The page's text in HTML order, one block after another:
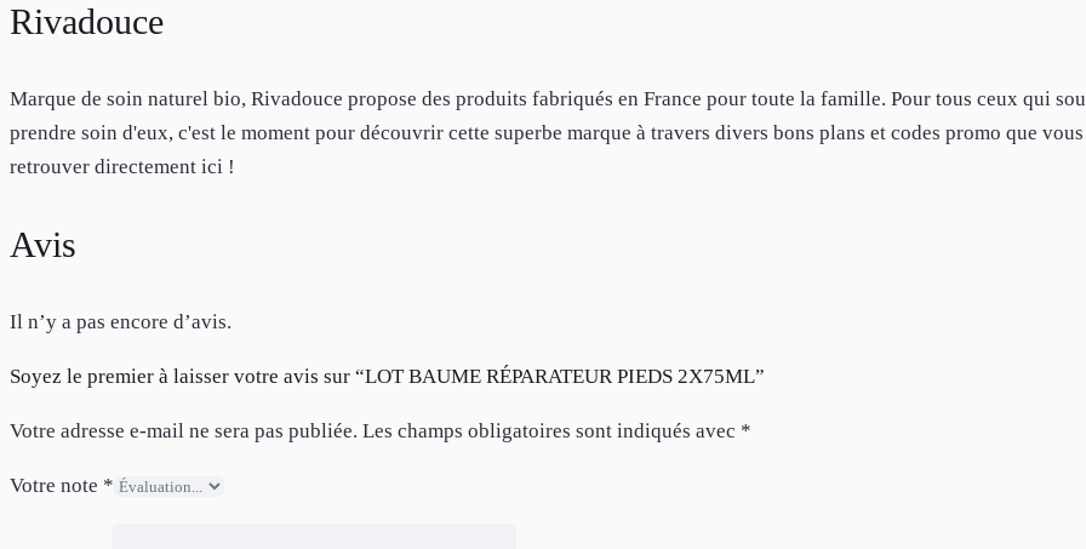
Rivadouce
Marque de soin naturel bio, Rivadouce propose des produits fabriqués en France pour toute la famille. Pour tous ceux qui
prendre soin d'eux, c'est le moment pour découvrir cette superbe marque à travers divers bons plans et codes promo que
retrouver directement ici !
Avis
Il n’y a pas encore d’avis.
Soyez le premier à laisser votre avis sur “LOT BAUME RÉPARATEUR PIEDS 2X75ML”
Votre adresse e-mail ne sera pas publiée. Les champs obligatoires sont indiqués avec *
Votre note *